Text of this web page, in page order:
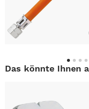
Das könnte Ihnen